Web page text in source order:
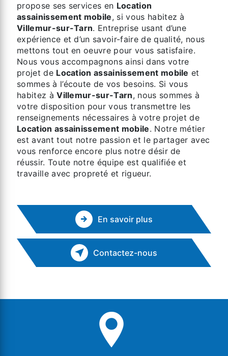
propose ses services en Location
assainissement mobile, si vous habitez à
Villemur-sur-Tarn. Entreprise usant d’une
expérience et d’un savoir-faire de qualité, nous
mettons tout en oeuvre pour vous satisfaire.
Nous vous accompagnons ainsi dans votre
projet de Location assainissement mobile et
sommes à l’écoute de vos besoins. Si vous
habitez àVillemur-sur-Tarn, nous sommes à
votre disposition pour vous transmettre les
renseignements nécessaires à votre projet de
Location assainissement mobile. Notre métier
est avant tout notre passion et le partager avec
vous renforce encore plus notre désir de
réussir. Toute notre équipe est qualifiée et
travaille avec propreté et rigueur.
En savoir plus
Contactez-nous